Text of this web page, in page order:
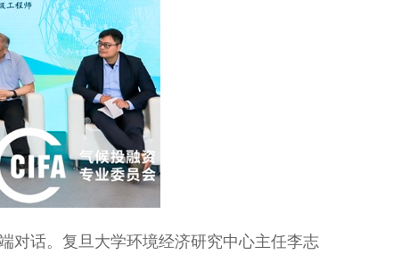
对话。复旦大学环境经济研究中心主任李志